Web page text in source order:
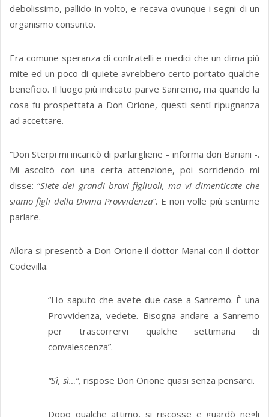
debolissimo, pallido in volto, e recava ovunque i segni di un
organismo consunto.
Era comune speranza di confratelli e medici che un clima più
mite ed un poco di quiete avrebbero certo portato qualche
beneficio. Il luogo più indicato parve Sanremo, ma quando la
cosa fu prospettata a Don Orione, questi sentì ripugnanza
ad accettare.
“Don Sterpi mi incaricò di parlargliene – informa don Bariani -.
Mi ascoltò con una certa attenzione, poi sorridendo mi
disse: “Siete dei grandi bravi figliuoli, ma vi dimenticate che
siamo figli della Divina Provvidenza”. E non volle più sentirne
parlare.
Allora si presentò a Don Orione il dottor Manai con il dottor
Codevilla.
“Ho saputo che avete due case a Sanremo. È una
Provvidenza, vedete. Bisogna andare a Sanremo
per trascorrervi qualche settimana di
convalescenza”.
“Sì, sì…”, rispose Don Orione quasi senza pensarci.
Dopo qualche attimo, si riscosse e guardò negli